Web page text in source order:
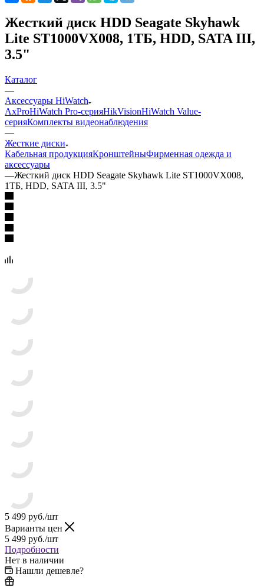
Жесткий диск HDD Seagate Skyhawk
Lite ST1000VX008, 1ТБ, HDD, SATA III,
3.5"
Каталог
—
Аксессуары HiWatch
AxProHiWatch Pro-серияHikVisionHiWatch Value-
серияКомплекты видеонаблюдения
—
Жесткие диски
Кабельная продукцияКронштейныФирменная одежда и
аксессуары
—Жесткий диск HDD Seagate Skyhawk Lite ST1000VX008,
1ТБ, HDD, SATA III, 3.5"
5 499 руб./шт
Варианты цен
5 499 руб./шт
Подробности
Нет в наличии
Нашли дешевле?